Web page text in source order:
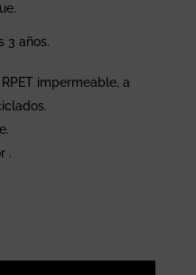
3 años.
impermeable, a
.